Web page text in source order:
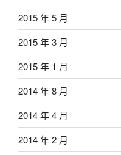
2015 年 5 月
2015 年 3 月
2015 年 1 月
2014 年 8 月
2014 年 4 月
2014 年 2 月